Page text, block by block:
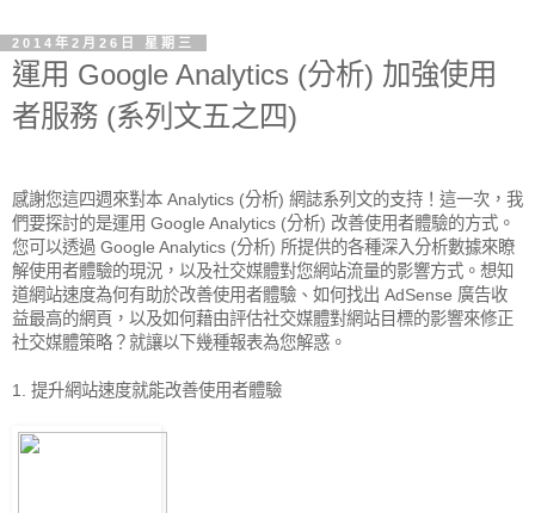
2014年2月26日 星期三
運用 Google Analytics (分析) 加強使用
者服務 (系列文五之四)
感謝您這四週來對本 Analytics (分析) 網誌系列文的支持！這一次，我
們要探討的是運用 Google Analytics (分析) 改善使用者體驗的方式。
您可以透過 Google Analytics (分析) 所提供的各種深入分析數據來瞭
解使用者體驗的現況，以及社交媒體對您網站流量的影響方式。想知
道網站速度為何有助於改善使用者體驗、如何找出 AdSense 廣告收
益最高的網頁，以及如何藉由評估社交媒體對網站目標的影響來修正
社交媒體策略？就讓以下幾種報表為您解惑。
1. 提升網站速度就能改善使用者體驗